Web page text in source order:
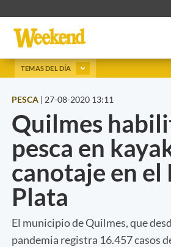
TEMAS DEL DÍA
PESCA | 27-08-2020 13:11
Quilmes
pesca en
canotaje en el
Plata
El municipio de Quilmes, que
pandemia registra 16.457 casos